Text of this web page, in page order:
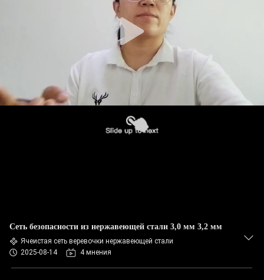
Сеть безопасности из нержавеющей стали 3,0 мм 3,2 мм
Ячеистая сеть веревочки нержавеющей стали
2025-08-14
4 мнения